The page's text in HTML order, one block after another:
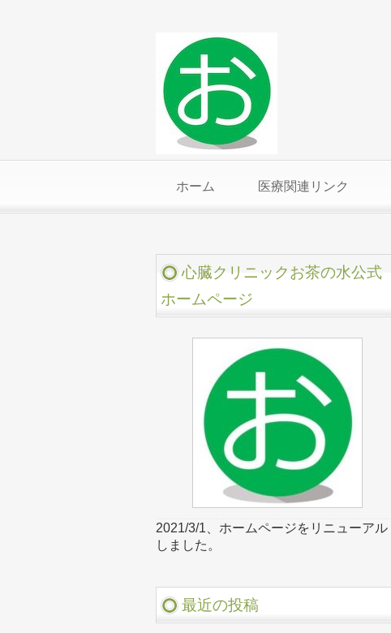
ホーム 医療関連リンク
心臓クリニックお茶の水公式
ホームページ
2021/3/1、ホームページをリニューアル
しました。
最近の投稿